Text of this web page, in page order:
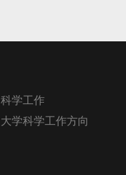
科学工作
大学科学工作方向